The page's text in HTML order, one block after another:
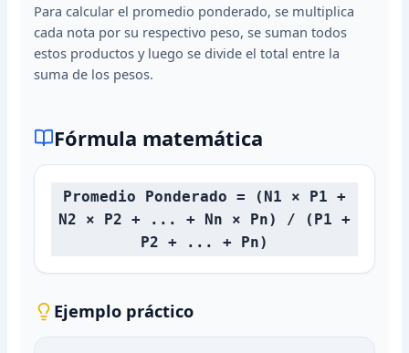
Para calcular el promedio ponderado, se multiplica
cada nota por su respectivo peso, se suman todos
estos productos y luego se divide el total entre la
suma de los pesos.
Fórmula matemática
Promedio Ponderado = (N1 × P1 +
N2 × P2 + ... + Nn × Pn) / (P1 +
P2 + ... + Pn)
Ejemplo práctico